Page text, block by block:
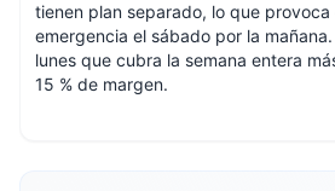
tienen plan separado, lo que
emergencia el sábado por la
lunes que cubra la semana entera
15 % de margen.